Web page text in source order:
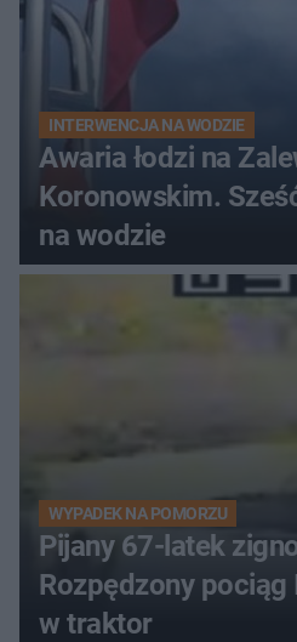
INTERWENCJA NA WODZIE
Awaria łodzi na
Koronowskim.
na wodzie
WYPADEK NA POMORZU
Pijany 67-latek
Rozpędzony pociąg
w traktor